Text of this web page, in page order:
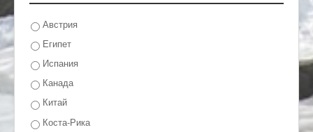
Австрия
Египет
Испания
Канада
Китай
Коста-Рика